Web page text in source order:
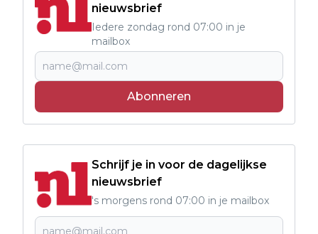
nieuwsbrief
Iedere zondag rond 07:00 in je
mailbox
Abonneren
Schrijf je in voor de dagelijkse
nieuwsbrief
's morgens rond 07:00 in je mailbox